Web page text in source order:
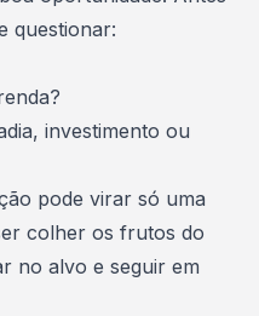
questionar:
investimento ou
pode virar só uma
colher os frutos do
no alvo e seguir em